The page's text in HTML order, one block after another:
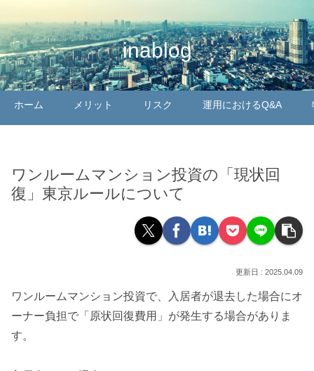
inablog
ホーム メリット リスク 運用におけるQ&A
ワンルームマンション投資の「現状回
復」東京ルールについて
2025.04.09
ワンルームマンション投資で、入居者が退去した場合にオ
ーナー負担で「原状回復費用」が発生する場合がありま
す。